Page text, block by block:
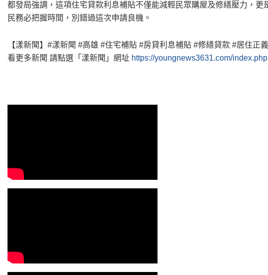
都發局強調，這項住宅貸款利息補貼不僅能減輕民眾購屋及修繕壓力，
民務必把握時間，別錯過這次申請良機。
【漾新聞】#漾新聞 #高雄 #住宅補貼 #房貸利息補貼 #修繕貸款 #居住正義
看更多新聞 請點選「漾新聞」網址 https://youngnews3631.com/index.php